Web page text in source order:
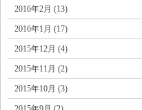
2016年2月 (13)
2016年1月 (17)
2015年12月 (4)
2015年11月 (2)
2015年10月 (3)